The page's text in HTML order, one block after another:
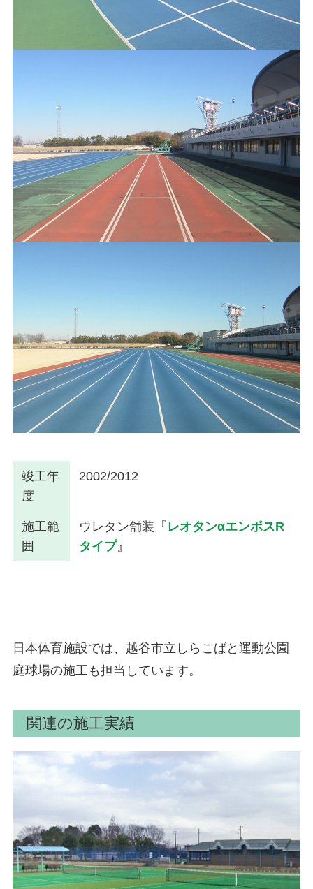
竣工年
度
2002/2012
施工範
囲
ウレタン舗装『 レオタンαエンボスR
タイプ』
日本体育施設では、越谷市立しらこばと運動公園
庭球場の施工も担当しています。
関連の施工実績